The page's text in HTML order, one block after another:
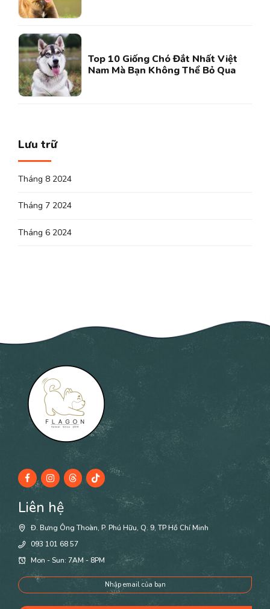
Top 10 Giống Chó Đắt Nhất Việt
Nam Mà Bạn Không Thể Bỏ Qua
Lưu trữ
Tháng 8 2024
Tháng 7 2024
Tháng 6 2024
Liên hệ
Đ. Bưng Ông Thoàn, P. Phú Hữu, Q. 9, TP Hồ Chí Minh
093 101 68 57
Mon - Sun: 7AM - 8PM